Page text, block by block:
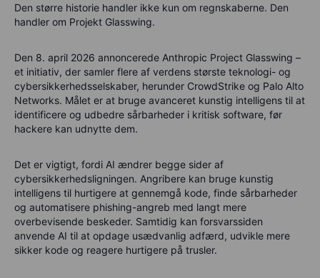
Den større historie handler ikke kun om regnskaberne. Den
handler om Projekt Glasswing.
Den 8. april 2026 annoncerede Anthropic Project Glasswing –
et initiativ, der samler flere af verdens største teknologi- og
cybersikkerhedsselskaber, herunder CrowdStrike og Palo Alto
Networks. Målet er at bruge avanceret kunstig intelligens til at
identificere og udbedre sårbarheder i kritisk software, før
hackere kan udnytte dem.
Det er vigtigt, fordi AI ændrer begge sider af
cybersikkerhedsligningen. Angribere kan bruge kunstig
intelligens til hurtigere at gennemgå kode, finde sårbarheder
og automatisere phishing-angreb med langt mere
overbevisende beskeder. Samtidig kan forsvarssiden
anvende AI til at opdage usædvanlig adfærd, udvikle mere
sikker kode og reagere hurtigere på trusler.